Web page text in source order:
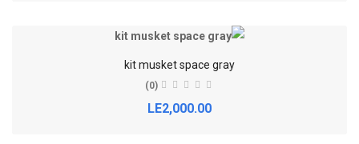
kit musket space gray
(0)
LE2,000.00